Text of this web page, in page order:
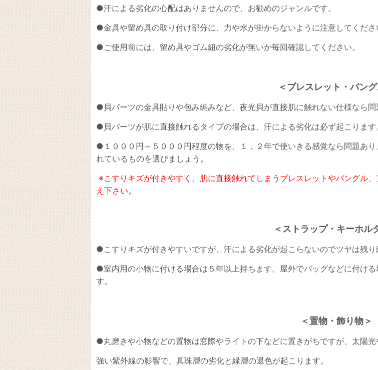
●汗による劣化の心配はありませんので、お勧めのジャンルです。
●金具や留め具の取り付け部分に、力や水が掛からないように注意してくださ
●ご使用前には、留め具やゴム紐の劣化が無いか毎回確認してください。
＜ブレスレット・バン
● 貝パーツの金具貼りや包み編みなど、夜光貝が直接肌に触れない仕様なら
●貝パーツが肌に直接触れるタイプの場合は、汗による劣化は必ず起こります
●１０００円～５０００円程度の物を、１，２年で使いきる感覚なら問題あ
れているものを選びましょう。
※こすりキズが付きやすく、肌に直接触れてしまうブレスレットやバングル、
え下さい。
＜ストラップ・キーホル
●こすりキズが付きやすいですが、汗による劣化が起こらないのでツヤは残り
●室内用の小物に付ける場合は５年以上持ちます。屋外でバッグなどに付け
す。
＜置物・飾り物＞
●丸磨きや小物などの置物は窓際やライトの下などに置きがちですが、 太陽光
強い紫外線の影響で、真珠層の劣化と緑層の退色が起こります。